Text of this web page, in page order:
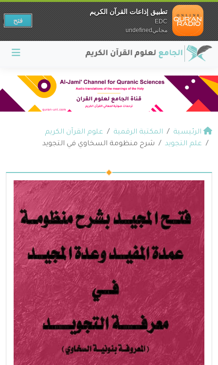
الرئيسية المكتبة الرقمية
علوم القرآن الكريم
علم التجويد
شرح منظومة السخاوي في التجويد
تطبيق إذاعات القرآن الكريم
EDC
مجانيundefined
فتح